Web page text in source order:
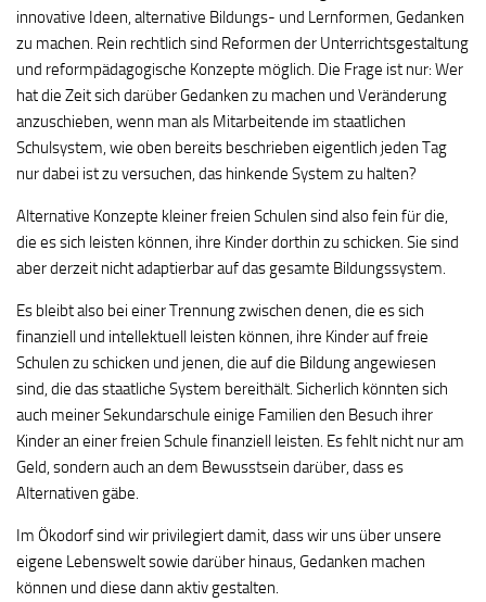
innovative Ideen, alternative Bildungs- und Lernformen, Gedanken
zu machen. Rein rechtlich sind Reformen der Unterrichtsgestaltung
und reformpädagogische Konzepte möglich. Die Frage ist nur: Wer
hat die Zeit sich darüber Gedanken zu machen und Veränderung
anzuschieben, wenn man als Mitarbeitende im staatlichen
Schulsystem, wie oben bereits beschrieben eigentlich jeden Tag
nur dabei ist zu versuchen, das hinkende System zu halten?
Alternative Konzepte kleiner freien Schulen sind also fein für die,
die es sich leisten können, ihre Kinder dorthin zu schicken. Sie sind
aber derzeit nicht adaptierbar auf das gesamte Bildungssystem.
Es bleibt also bei einer Trennung zwischen denen, die es sich
finanziell und intellektuell leisten können, ihre Kinder auf freie
Schulen zu schicken und jenen, die auf die Bildung angewiesen
sind, die das staatliche System bereithält. Sicherlich könnten sich
auch meiner Sekundarschule einige Familien den Besuch ihrer
Kinder an einer freien Schule finanziell leisten. Es fehlt nicht nur am
Geld, sondern auch an dem Bewusstsein darüber, dass es
Alternativen gäbe.
Im Ökodorf sind wir privilegiert damit, dass wir uns über unsere
eigene Lebenswelt sowie darüber hinaus, Gedanken machen
können und diese dann aktiv gestalten.